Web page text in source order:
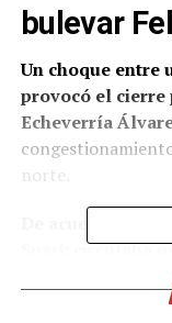
bulevar
Un choque entre
provocó el
Echeverría
norte.
De acuerdo con
Spark circulaba
elevado del
incorporarse a